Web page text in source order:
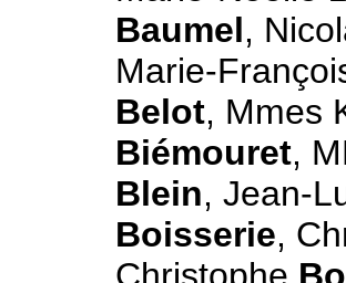
Baumel,
Marie-
Belot, Mmes
Biémouret,
Blein, Jean-
Boisserie,
Christophe